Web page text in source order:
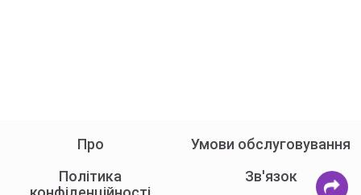
Про
Умови обслуговування
Політика
Зв'язок